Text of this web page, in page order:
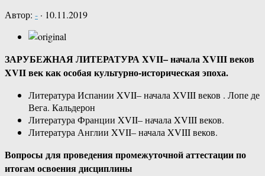
Автор: - · 10.11.2019
ЗАРУБЕЖНАЯ ЛИТЕРАТУРА XVII– начала XVIII веков
XVII век как особая культурно-историческая эпоха.
Литература Испании XVII– начала XVIII веков . Лопе де
Вега. Кальдерон
Литература Франции XVII– начала XVIII веков.
Литература Англии XVII– начала XVIII веков.
Вопросы для проведения промежуточной аттестации по
итогам освоения дисциплины